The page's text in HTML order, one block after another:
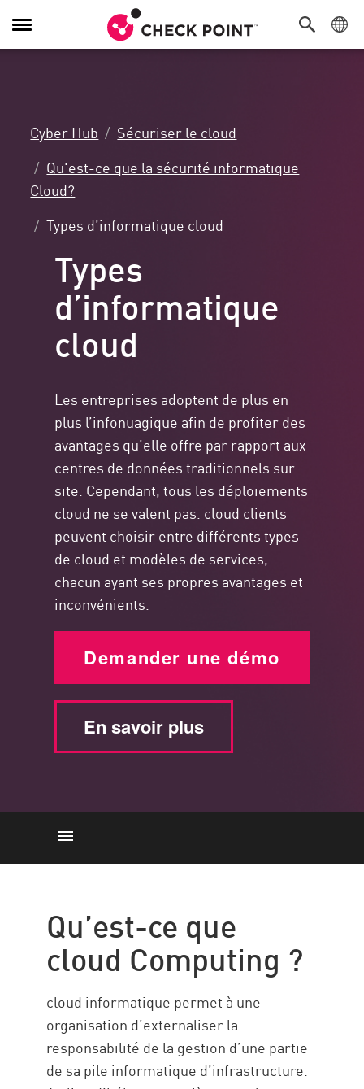
Navigation
dans
Cyber Hub
Sécuriser le cloud
Qu'est-ce que la sécurité informatique
Cloud?
Types d’informatique cloud
Types
d’informatique
cloud
Les entreprises adoptent de plus en
plus l’infonuagique afin de profiter des
avantages qu’elle offre par rapport aux
centres de données traditionnels sur
site. Cependant, tous les déploiements
cloud ne se valent pas. cloud clients
peuvent choisir entre différents types
de cloud et modèles de services,
chacun ayant ses propres avantages et
inconvénients.
Demander une démo
En savoir plus
computing
Solution
Qu’est-ce que
cloud Computing ?
cloud informatique permet à une
organisation d’externaliser la
responsabilité de la gestion d’une partie
de sa pile informatique d’infrastructure.